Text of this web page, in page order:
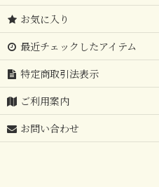
お気に入り
最近チェックしたアイテム
特定商取引法表示
ご利用案内
お問い合わせ